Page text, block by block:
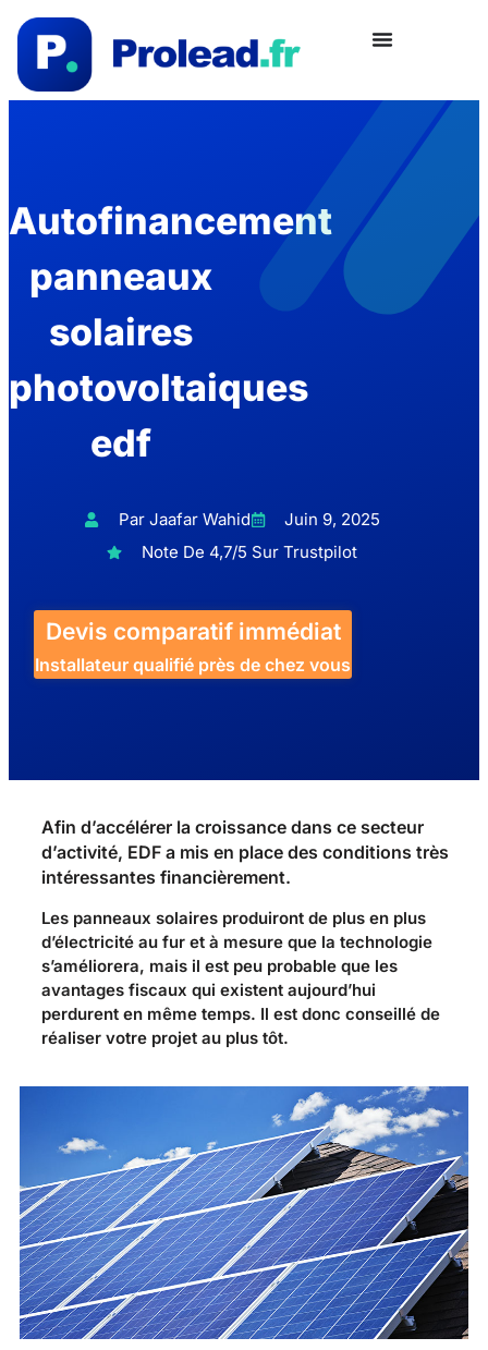
Autofinancement
panneaux
solaires
photovoltaiques
edf
Par Jaafar Wahid
Juin 9, 2025
Note De 4,7/5 Sur Trustpilot
Devis comparatif immédiat
Installateur qualifié près de chez vous
Afin d’accélérer la croissance dans ce secteur
d’activité, EDF a mis en place des conditions très
intéressantes financièrement.
Les panneaux solaires produiront de plus en plus
d’électricité au fur et à mesure que la technologie
s’améliorera, mais il est peu probable que les
avantages fiscaux qui existent aujourd’hui
perdurent en même temps. Il est donc conseillé de
réaliser votre projet au plus tôt.